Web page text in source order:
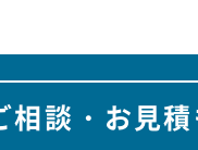
相談・お見